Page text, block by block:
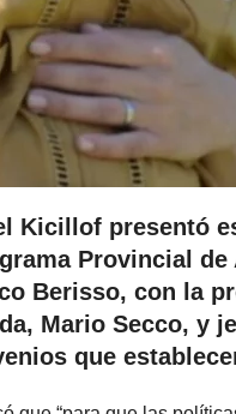
Kicillof presentó
Provincial
Berisso, con la
Mario Secco, y
que